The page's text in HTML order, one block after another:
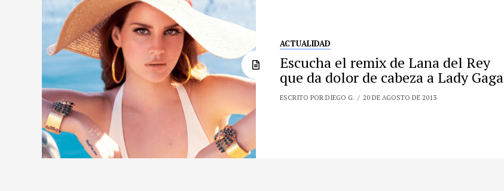
ACTUALIDAD
Escucha el remix de Lana del Rey
que da dolor de cabeza a Lady Gaga
ESCRITO POR DIEGO G. 20 DE AGOSTO DE 2013